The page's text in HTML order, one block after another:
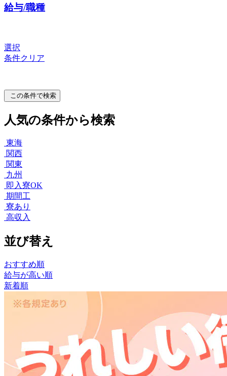
給与/職種
選択
条件クリア
この条件で検索
人気の条件から検索
東海
関西
関東
九州
即入寮OK
期間工
寮あり
高収入
並び替え
おすすめ順
給与が高い順
新着順